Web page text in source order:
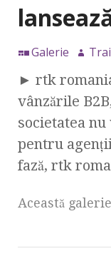
Galerie
► rtk
vânzările
societatea
pentru
fază, rtk
Această